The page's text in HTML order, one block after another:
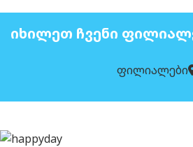
ᲘᲮᲘᲚᲔᲗ ᲩᲕᲔᲜᲘ
ფილიალები